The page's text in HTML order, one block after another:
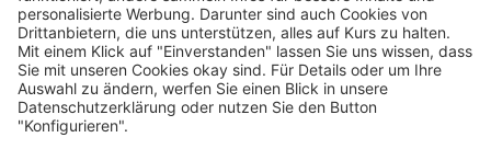
* Alle Preise inkl. gesetzl. Mehrwertsteuer zzgl.
Versandkosten wenn nicht anders beschrieben